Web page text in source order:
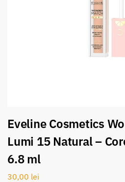
Eveline Cosmetics
Lumi 15 Natural –
6.8 ml
30,00 lei